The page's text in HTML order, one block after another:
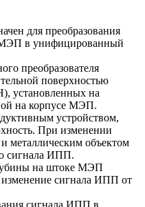
для преобразования
МЭП в унифицированный
преобразователя
поверхностью
установленных на
на корпусе МЭП.
устройством,
При изменении
металлическим объектом
сигнала ИПП.
на штоке МЭП
изменение сигнала ИПП от
сигнала ИПП в